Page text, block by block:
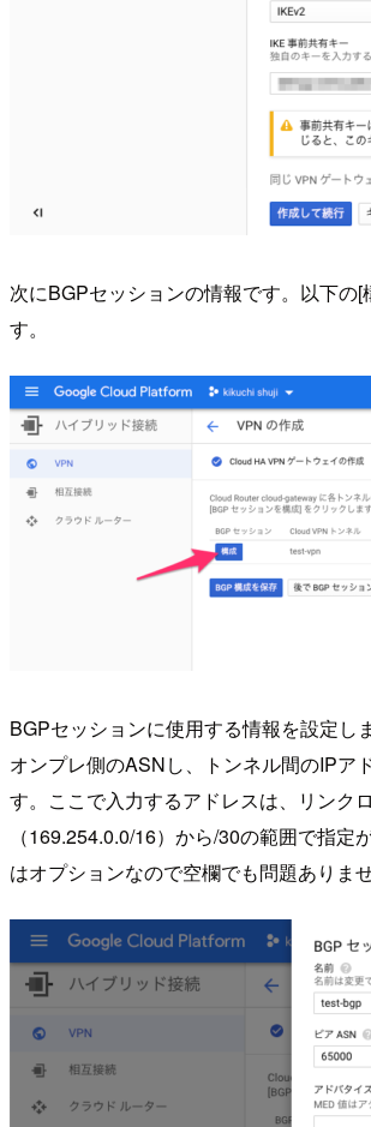
次にBGPセッションの情報です。以下の[
す。
BGPセッションに使用する情報を設定し
オンプレ側のASNし、トンネル間のIPア
す。ここで入力するアドレスは、リンク
（169.254.0.0/16）から/30の範囲で指定
はオプションなので空欄でも問題ありませ